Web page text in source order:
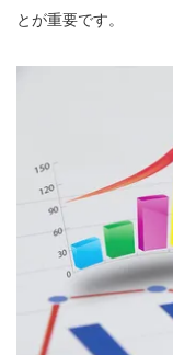
とが重要です。